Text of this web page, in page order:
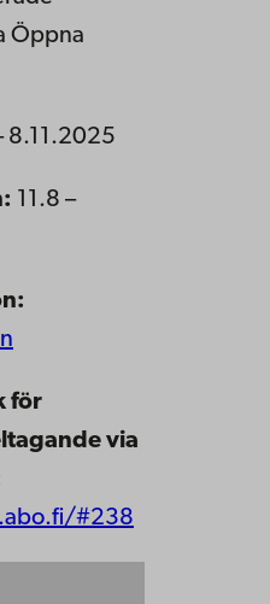
Öppna
8.11.2025
11.8 –
för
via
#238